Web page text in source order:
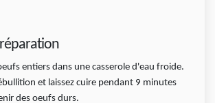
entiers dans une casserole d'eau froide.
et laissez cuire pendant 9 minutes
des oeufs durs.